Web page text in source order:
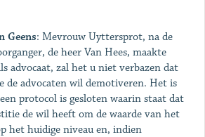
Geens: Mevrouw Uyttersprot, na de
de heer Van Hees, maakte
advocaat, zal het u niet verbazen dat
de advocaten wil demotiveren. Het is
protocol is gesloten waarin staat dat
de wil heeft om de waarde van het
het huidige niveau en, indien